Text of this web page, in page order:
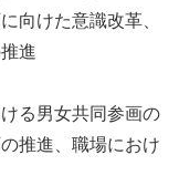
た意識改革、
進
女共同参画の
推進、職場におけ